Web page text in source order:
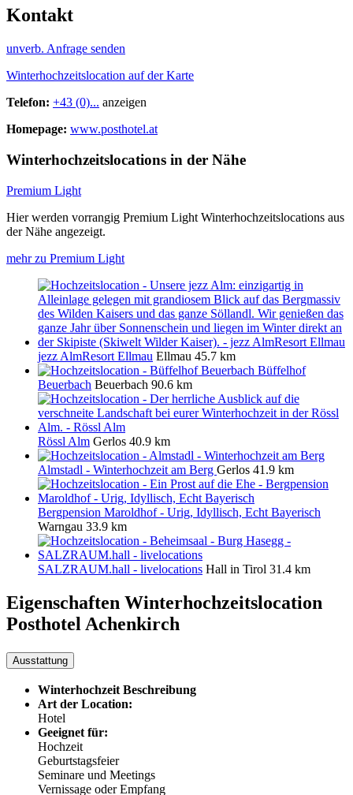
Kontakt
unverb. Anfrage senden
Winterhochzeitslocation auf der Karte
Telefon: +43 (0)... anzeigen
Homepage: www.posthotel.at
Winterhochzeitslocations in der Nähe
Premium Light
Hier werden vorrangig Premium Light Winterhochzeitslocations aus
der Nähe angezeigt.
mehr zu Premium Light
jezz AlmResort Ellmau Ellmau 45.7 km
Büffelhof
Beuerbach Beuerbach 90.6 km
Rössl Alm Gerlos 40.9 km
Almstadl - Winterhochzeit am Berg Gerlos 41.9 km
Bergpension Maroldhof - Urig, Idyllisch, Echt Bayerisch
Warngau 33.9 km
SALZRAUM.hall - livelocations Hall in Tirol 31.4 km
Eigenschaften Winterhochzeitslocation
Posthotel Achenkirch
Ausstattung
Winterhochzeit Beschreibung
Art der Location:
Hotel
Geeignet für:
Hochzeit
Geburtstagsfeier
Seminare und Meetings
Vernissage oder Empfang